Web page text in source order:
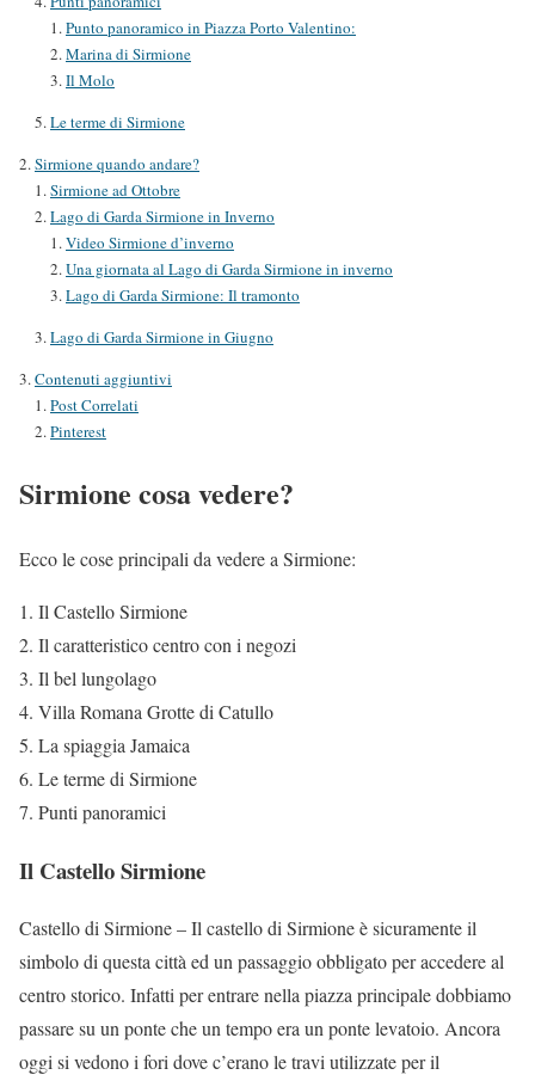
Punto panoramico in Piazza Porto Valentino:
Marina di Sirmione
Il Molo
Le terme di Sirmione
Sirmione quando andare?
Sirmione ad Ottobre
Lago di Garda Sirmione in Inverno
Video Sirmione d’inverno
Una giornata al Lago di Garda Sirmione in inverno
Lago di Garda Sirmione: Il tramonto
Lago di Garda Sirmione in Giugno
Contenuti aggiuntivi
Post Correlati
Pinterest
Sirmione cosa vedere?
Ecco le cose principali da vedere a Sirmione:
Il Castello Sirmione
Il caratteristico centro con i negozi
Il bel lungolago
Villa Romana Grotte di Catullo
La spiaggia Jamaica
Le terme di Sirmione
Punti panoramici
Il Castello Sirmione
Castello di Sirmione – Il castello di Sirmione è sicuramente il
simbolo di questa città ed un passaggio obbligato per accedere al
centro storico. Infatti per entrare nella piazza principale dobbiamo
passare su un ponte che un tempo era un ponte levatoio. Ancora
oggi si vedono i fori dove c’erano le travi utilizzate per il